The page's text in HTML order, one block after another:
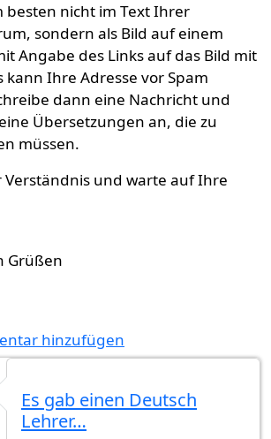
besten nicht im Text Ihrer
sondern als Bild auf einem
Angabe des Links auf das Bild mit
kann Ihre Adresse vor Spam
dann eine Nachricht und
Übersetzungen an, die zu
müssen.
und warte auf Ihre
Grüßen
hinzufügen
Es gab einen Deutsch
Lehrer…